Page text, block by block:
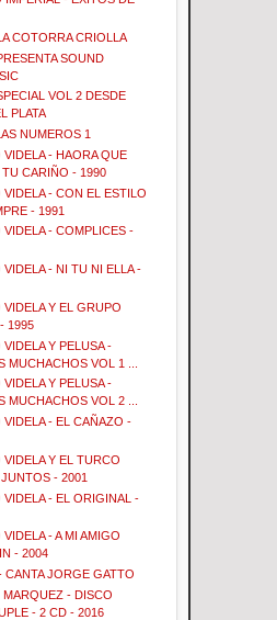
COTORRA CRIOLLA
SOUND
VOL 2 DESDE
PLATA
NUMEROS 1
VIDELA - HAORA QUE
CARIÑO - 1990
VIDELA - CON EL ESTILO
- 1991
VIDELA - COMPLICES -
VIDELA - NI TU NI ELLA -
VIDELA Y EL GRUPO
1995
Y PELUSA -
MUCHACHOS VOL 1 ...
VIDELA Y PELUSA -
MUCHACHOS VOL 2 ...
VIDELA - EL CAÑAZO -
VIDELA Y EL TURCO
- 2001
VIDELA - EL ORIGINAL -
VIDELA - A MI AMIGO
- 2004
CANTA JORGE GATTO
MARQUEZ - DISCO
- 2 CD - 2016